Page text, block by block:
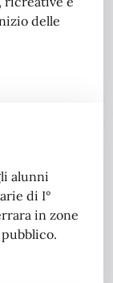
delle
alunni
di I°
in zone